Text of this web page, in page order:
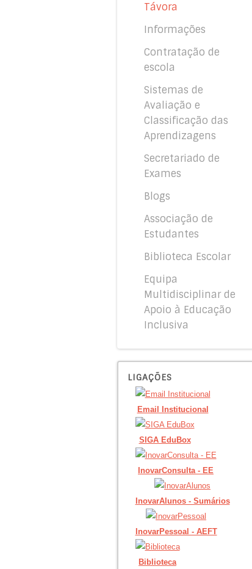
Távora
Informações
Contratação de
escola
Sistemas de
Avaliação e
Classificação das
Aprendizagens
Secretariado de
Exames
Blogs
Associação de
Estudantes
Biblioteca Escolar
Equipa
Multidisciplinar de
Apoio à Educação
Inclusiva
LIGAÇÕES
Email Institucional
SIGA EduBox
InovarConsulta - EE
InovarAlunos - Sumários
InovarPessoal - AEFT
Biblioteca